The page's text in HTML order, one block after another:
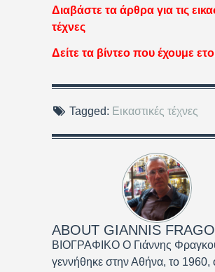
Διαβάστε τα άρθρα για τις
τέχνες
Δείτε τα βίντεο που έχουμε
Tagged: Εικαστικές τέχνες
ABOUT GIANNIS
ΒΙΟΓΡΑΦΙΚΟ Ο Γιάννης
γεννήθηκε στην Αθήνα, το 1960,